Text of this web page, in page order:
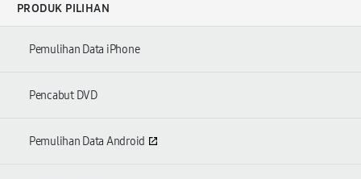
PRODUK PILIHAN
Pemulihan Data iPhone
Pencabut DVD
Pemulihan Data Android